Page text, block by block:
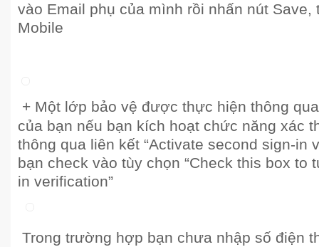
vào Email phụ của mình rồi nhấn nút
Mobile
+ Một lớp bảo vệ được thực hiện thông
của bạn nếu bạn kích hoạt chức năng xác
thông qua liên kết “Activate second sign-in
bạn check vào tùy chọn “Check this box to
in verification”
Trong trường hợp bạn chưa nhập số điện